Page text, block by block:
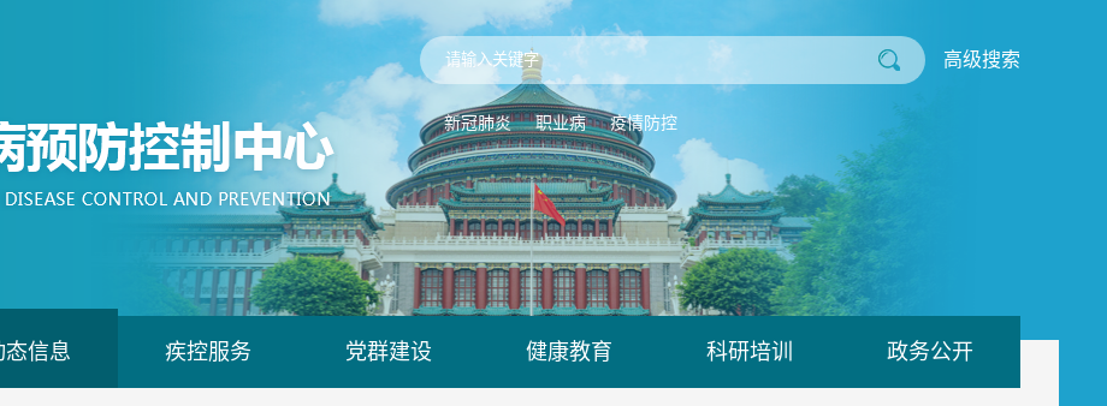
高级搜索
新冠肺炎 职业病 疫情防控
态信息 疾控服务 党群建设 健康教育 科研培训 政务公开